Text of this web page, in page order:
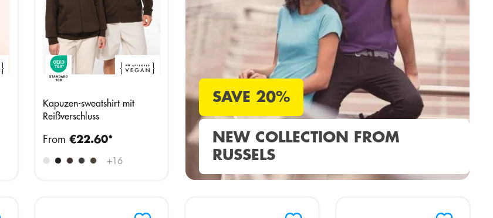
Kapuzen-sweatshirt mit
Reißverschluss
+16
From €22.60*
SAVE 20%
NEW COLLECTION FROM
RUSSELS